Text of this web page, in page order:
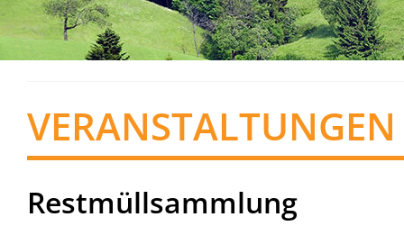
VERANSTALTUNGEN
Restmüllsammlung